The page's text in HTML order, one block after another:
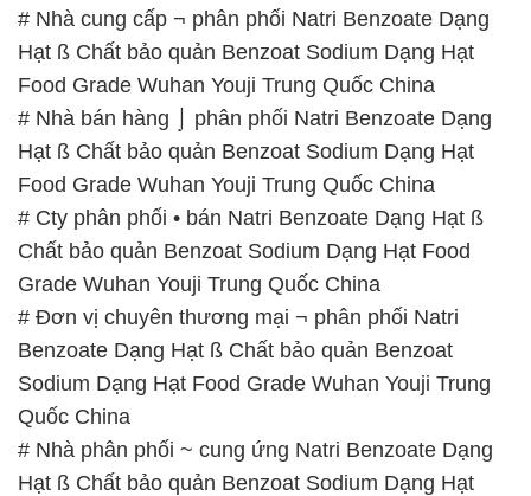
# Nhà cung cấp ¬ phân phối Natri Benzoate Dạng
Hạt ß Chất bảo quản Benzoat Sodium Dạng Hạt
Food Grade Wuhan Youji Trung Quốc China
# Nhà bán hàng ⌡ phân phối Natri Benzoate Dạng
Hạt ß Chất bảo quản Benzoat Sodium Dạng Hạt
Food Grade Wuhan Youji Trung Quốc China
# Cty phân phối • bán Natri Benzoate Dạng Hạt ß
Chất bảo quản Benzoat Sodium Dạng Hạt Food
Grade Wuhan Youji Trung Quốc China
# Đơn vị chuyên thương mại ¬ phân phối Natri
Benzoate Dạng Hạt ß Chất bảo quản Benzoat
Sodium Dạng Hạt Food Grade Wuhan Youji Trung
Quốc China
# Nhà phân phối ~ cung ứng Natri Benzoate Dạng
Hạt ß Chất bảo quản Benzoat Sodium Dạng Hạt